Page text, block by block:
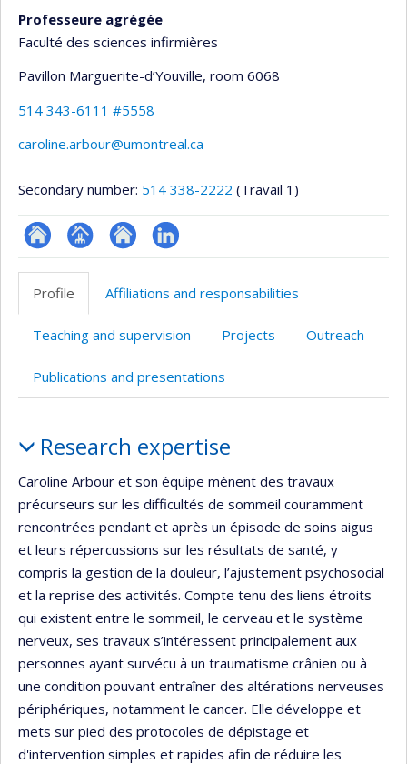
Professeure agrégée
Faculté des sciences infirmières
Pavillon Marguerite-d’Youville, room 6068
514 343-6111 #5558
caroline.arbour@umontreal.ca
Secondary number: 514 338-2222 (Travail 1)
ResearchGate
Page
professionnelle
(faculté,département,école)
Site
web
l’unité
recherche
LinkedIn
Profile
Affiliations and responsabilities
Teaching and supervision Projects Outreach
Publications and presentations
Research expertise
Caroline Arbour et son équipe mènent des travaux
précurseurs sur les difficultés de sommeil couramment
rencontrées pendant et après un épisode de soins aigus
et leurs répercussions sur les résultats de santé, y
compris la gestion de la douleur, l’ajustement psychosocial
et la reprise des activités. Compte tenu des liens étroits
qui existent entre le sommeil, le cerveau et le système
nerveux, ses travaux s’intéressent principalement aux
personnes ayant survécu à un traumatisme crânien ou à
une condition pouvant entraîner des altérations nerveuses
périphériques, notamment le cancer. Elle développe et
mets sur pied des protocoles de dépistage et
d'intervention simples et rapides afin de réduire les